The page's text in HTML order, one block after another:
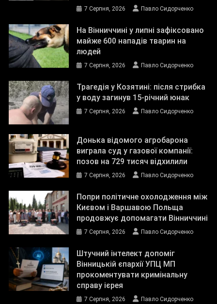
7 Серпня, 2026 Павло Сидорченко
На Вінниччині у липні зафіксовано
майже 600 нападів тварин на
людей
7 Серпня, 2026 Павло Сидорченко
Трагедія у Козятині: після стрибка
у воду загинув 15-річний юнак
7 Серпня, 2026 Павло Сидорченко
Донька відомого агробарона
виграла суд у газової компанії:
позов на 729 тисяч відхилили
7 Серпня, 2026 Павло Сидорченко
Попри політичне охолодження між
Києвом і Варшавою Польща
продовжує допомагати Вінниччині
7 Серпня, 2026 Павло Сидорченко
Штучний інтелект допоміг
Вінницькій єпархії УПЦ МП
прокоментувати кримінальну
справу ієрея
7 Серпня, 2026 Павло Сидорченко